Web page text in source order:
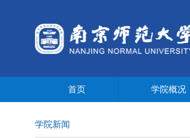
首页 学院概况
学院新闻